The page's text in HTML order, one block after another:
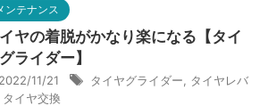
ンテナンス
ヤの着脱がかなり楽になる【タイ
ライダー】
2022/11/21 タイヤグライダー
タイヤレバ
タイヤ交換